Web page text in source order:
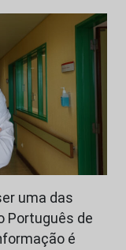
uma das
Português de
é